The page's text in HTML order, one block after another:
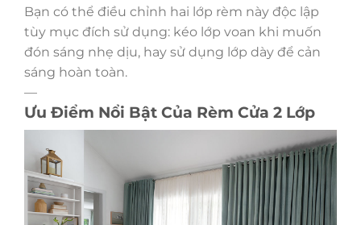
Bạn có thể điều chỉnh hai lớp rèm này độc lập
tùy mục đích sử dụng: kéo lớp voan khi muốn
đón sáng nhẹ dịu, hay sử dụng lớp dày để cản
sáng hoàn toàn.
—
Ưu Điểm Nổi Bật Của Rèm Cửa 2 Lớp